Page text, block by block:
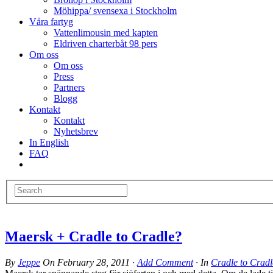
Möhippa/ svensexa i Stockholm
Våra fartyg
Vattenlimousin med kapten
Eldriven charterbåt 98 pers
Om oss
Om oss
Press
Partners
Blogg
Kontakt
Kontakt
Nyhetsbrev
In English
FAQ
Maersk + Cradle to Cradle?
By Jeppe On February 28, 2011 · Add Comment· In Cradle to